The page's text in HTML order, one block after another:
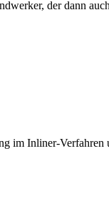
der dann
im Inliner-Verfahren